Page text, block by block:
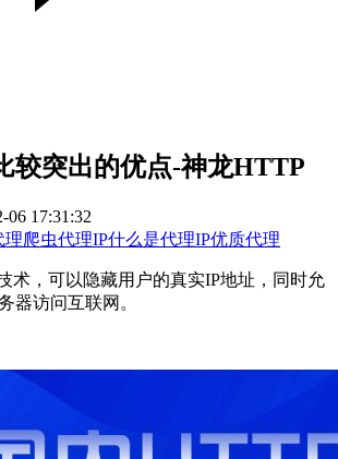
较突出的优点-神龙HTTP
06 17:31:32
理爬虫代理IP什么是代理IP优质代理
术，可以隐藏用户的真实IP地址，同时允
器访问互联网。